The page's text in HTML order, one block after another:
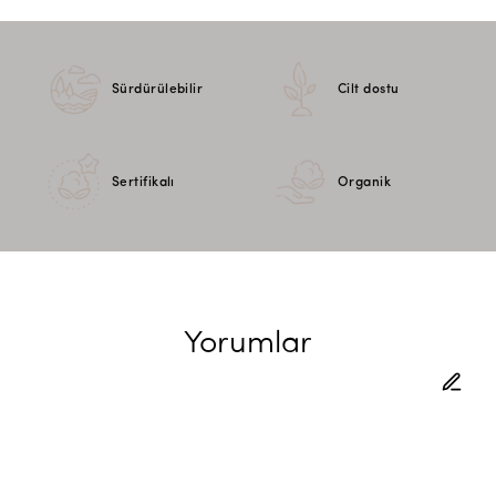
Sürdürülebilir Cilt dostu
Sertifikalı Organik
Yorumlar